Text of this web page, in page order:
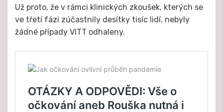
Už proto, že v rámci klinických zkoušek, kterých se
ve třetí fázi zúčastnily desítky tisíc lidí, nebyly
žádné případy VITT odhaleny.